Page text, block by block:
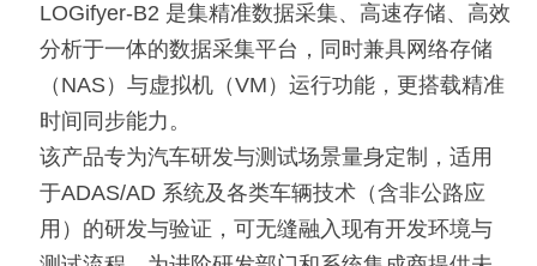
LOGifyer-B2 是集精准数据采集、高速存储、高效
分析于一体的数据采集平台，同时兼具网络存储
（NAS）与虚拟机（VM）运行功能，更搭载精准
时间同步能力。
该产品专为汽车研发与测试场景量身定制，适用
于ADAS/AD 系统及各类车辆技术（含非公路应
用）的研发与验证，可无缝融入现有开发环境与